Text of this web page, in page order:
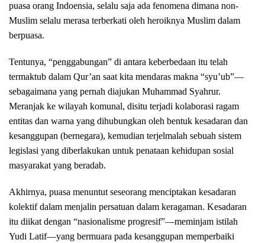
puasa orang Indoensia, selalu saja ada fenomena dimana non-
Muslim selalu merasa terberkati oleh heroiknya Muslim dalam
berpuasa.
Tentunya, “penggabungan” di antara keberbedaan itu telah
termaktub dalam Qur’an saat kita mendaras makna “syu’ub”—
sebagaimana yang pernah diajukan Muhammad Syahrur.
Meranjak ke wilayah komunal, disitu terjadi kolaborasi ragam
entitas dan warna yang dihubungkan oleh bentuk kesadaran dan
kesanggupan (bernegara), kemudian terjelmalah sebuah sistem
legislasi yang diberlakukan untuk penataan kehidupan sosial
masyarakat yang beradab.
Akhirnya, puasa menuntut seseorang menciptakan kesadaran
kolektif dalam menjalin persatuan dalam keragaman. Kesadaran
itu diikat dengan “nasionalisme progresif”—meminjam istilah
Yudi Latif—yang bermuara pada kesanggupan memperbaiki